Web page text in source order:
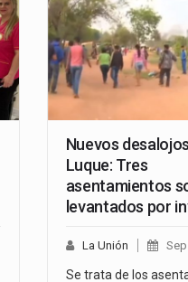
Nuevos
Luque: Tres
asentamientos
levantados por
La Unión
Se trata de los